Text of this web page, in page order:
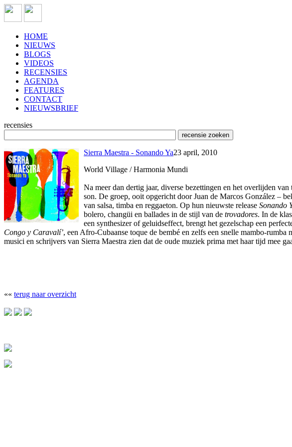
HOME
NIEUWS
BLOGS
VIDEOS
RECENSIES
AGENDA
FEATURES
CONTACT
NIEUWSBRIEF
recensies
Sierra Maestra - Sonando Ya23 april, 2010
World Village / Harmonia Mundi
Na meer dan dertig jaar, diverse bezettingen en het overlijden
son. De groep, ooit opgericht door Juan de Marcos González –
van salsa, timba en reggaeton. Op hun nieuwste release Sonando
bolero, changüi en ballades in de stijl van de trovadores. In de
een synthesizer of geluidseffect, brengt het gezelschap een
Congo y Caravalí’, een Afro-Cubaanse toque de bembé en zelfs een snelle mambo-rumba
musici en schrijvers van Sierra Maestra zien dat de oude muziek prima met haar tijd mee
«« terug naar overzicht